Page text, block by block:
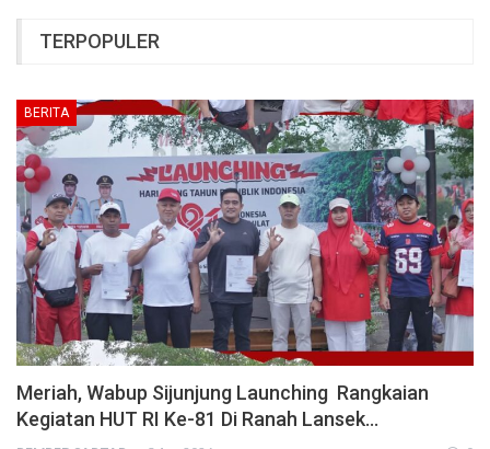
TERPOPULER
BERITA
Meriah, Wabup Sijunjung Launching Rangkaian
Kegiatan HUT RI Ke-81 Di Ranah Lansek…